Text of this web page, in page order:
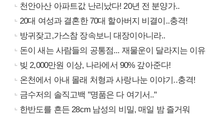
천안아산 아파트값 난리났다! 20년 전 분양가..
20대 여성과 결혼한 70대 할아버지 비결이..충격!
방귀잦고,가스참 장속보니 대장이아니라..
돈이 새는 사람들의 공통점... 재물운이 달라지는 이유
빚 2,000만원 이상, 나라에서 90% 갚아준다!
온천에서 아내 몰래 처형과 사랑나눈 이야기..충격!
금수저의 솔직고백 "명품은 다 여기서.."
한반도를 흔든 28cm 남성의 비밀, 매일 밤 즐거워